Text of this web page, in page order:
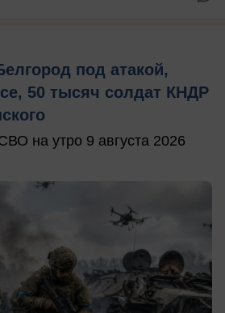
под атакой,
50 тысяч солдат КНДР
на утро 9 августа 2026